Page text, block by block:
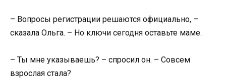
– Вопросы регистрации решаются официально, –
сказала Ольга. – Но ключи сегодня оставьте маме.
– Ты мне указываешь? – спросил он. – Совсем
взрослая стала?